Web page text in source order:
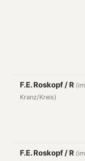
F.E. Roskopf / R (im
Kranz/Kreis)
F.E. Roskopf / R (im